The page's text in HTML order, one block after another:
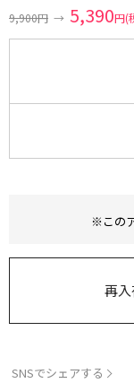
9,900円 → 5,390円(
※この
再
SNSでシェアする